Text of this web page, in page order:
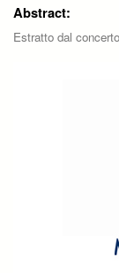
Abstract:
Estratto dal